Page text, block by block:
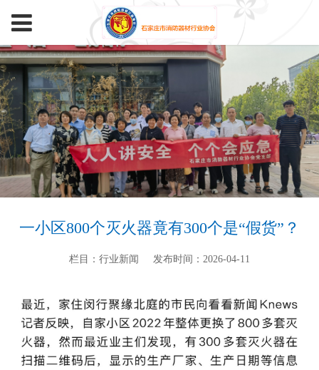
一小区800个灭火器竟有300个是“假货”？
栏目：行业新闻 发布时间：2026-04-11